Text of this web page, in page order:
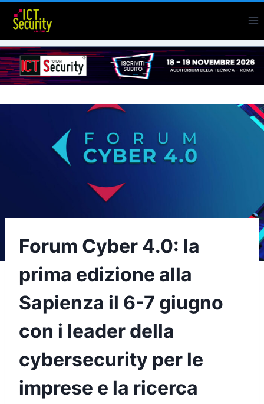
Salta
contenuto
Forum Cyber 4.0: la
prima edizione alla
Sapienza il 6-7 giugno
con i leader della
cybersecurity per le
imprese e la ricerca